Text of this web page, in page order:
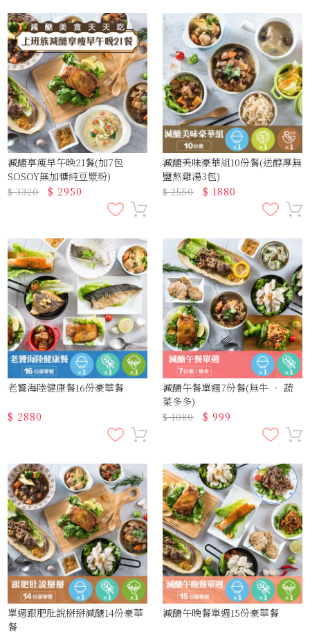
減醣享瘦早午晚21餐(加7包
SOSOY無加糖純豆漿粉)
$3320 $ 2950
減醣美味豪華組10份餐(送醇厚無
鹽熬雞湯3包)
$2550 $ 1880
老饕海陸健康餐16份豪華餐
$ 2880
減醣午餐單週7份餐(無牛 ‧ 蔬
菜多多)
$1080 $ 999
單週跟肥肚說掰掰減醣14份豪華
餐
減醣午晚餐單週15份豪華餐